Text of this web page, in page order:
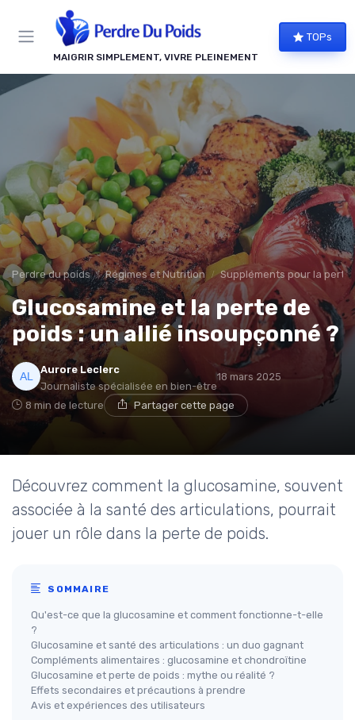
MAIGRIR SIMPLEMENT, VIVRE PLEINEMENT
TOPs
Perdre du poids Régimes et Nutrition Suppléments pour la perte
Glucosamine et la perte de
poids : un allié insoupçonné ?
Aurore Leclerc
Journaliste spécialisée en bien-être
18 mars 2025
8 min de lecture Partager cette page
Découvrez comment la glucosamine, souvent
associée à la santé des articulations, pourrait
jouer un rôle dans la perte de poids.
SOMMAIRE
Qu'est-ce que la glucosamine et comment fonctionne-t-elle
?
Glucosamine et santé des articulations : un duo gagnant
Compléments alimentaires : glucosamine et chondroïtine
Glucosamine et perte de poids : mythe ou réalité ?
Effets secondaires et précautions à prendre
Avis et expériences des utilisateurs
Panneau de gestion des cookies